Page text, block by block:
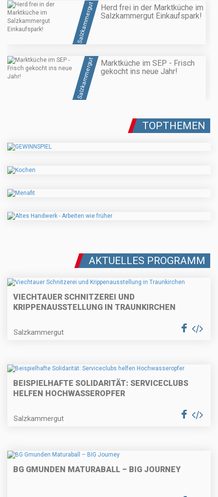
Salzkammergut
Herd frei in der Marktküche im
Salzkammergut Einkaufspark!
Salzkammergut
Marktküche im SEP - Frisch
gekocht ins neue Jahr!
TOPTHEMEN
AKTUELLES PROGRAMM
VIECHTAUER SCHNITZEREI UND
KRIPPENAUSSTELLUNG IN TRAUNKIRCHEN
Salzkammergut
BEISPIELHAFTE SOLIDARITÄT: SERVICECLUBS
HELFEN HOCHWASSEROPFER
Salzkammergut
BG GMUNDEN MATURABALL – BIG JOURNEY